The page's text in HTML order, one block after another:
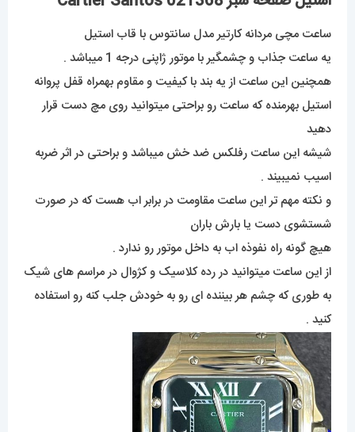
ساعت مچی مردانه کارتیر مدل سانتوس با قاب استیل
یه ساعت جذاب و چشمگیر با موتور ژاپنی درجه 1 میباشد .
همچنین این ساعت از یه بند با کیفیت و مقاوم بهمراه قفل پروانه
استیل بهرمنده که ساعت رو براحتی میتوانید روی مچ دست قرار
دهید
شیشه این ساعت رفلکس ضد خش میباشد و براحتی در اثر ضربه
اسیب نمیبیند .
و نکته مهم تر این ساعت مقاومت در برابر اب هست که در صورت
شستشوی دست یا بارش باران
هیچ گونه راه نفوذه اب به داخل موتور رو ندارد .
از این ساعت میتوانید در رده کلاسیک و کژوال در مراسم های شیک
به طوری که چشم هر بیننده ای رو به خودش جلب کنه رو استفاده
کنید .